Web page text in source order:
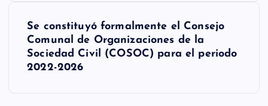
Se constituyó formalmente el Consejo
Comunal de Organizaciones de la
Sociedad Civil (COSOC) para el periodo
2022-2026